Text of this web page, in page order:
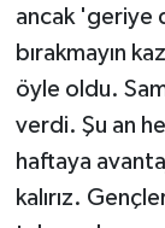
ancak 'geriye
bırakmayın
öyle oldu.
verdi. Şu an
haftaya
kalırız.